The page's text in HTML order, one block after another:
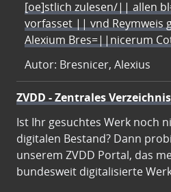
[oe]stlich zulesen/|| allen
vorfasset || vnd Reymweis
Alexium Bres=||nicerum
Autor: Bresnicer, Alexius
ZVDD - Zentrales
Ist Ihr gesuchtes Werk noch
digitalen Bestand? Dann
unserem ZVDD Portal, das
bundesweit digitalisierte